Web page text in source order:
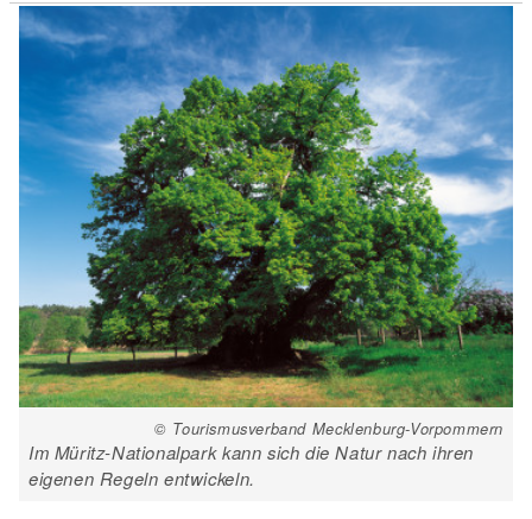
© Tourismusverband Mecklenburg-Vorpommern
Im Müritz-Nationalpark kann sich die Natur nach ihren
eigenen Regeln entwickeln.